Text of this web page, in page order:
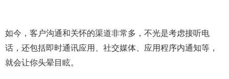
如今，客户沟通和关怀的渠道非常多，不光是考虑接听电
话，还包括即时通讯应用、社交媒体、应用程序内通知等，
就会让你头晕目眩。